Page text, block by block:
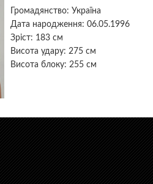
Громадянство: Україна
Дата народження: 06.05.1996
Зріст: 183 см
Висота удару: 275 см
Висота блоку: 255 см